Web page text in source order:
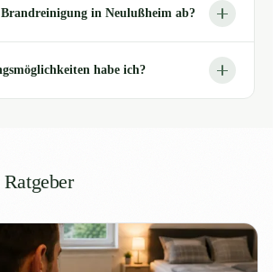
in Neulußheim ab?
habe ich?